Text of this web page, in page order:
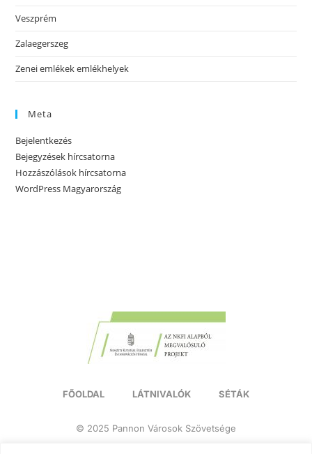
Veszprém
Zalaegerszeg
Zenei emlékek emlékhelyek
Meta
Bejelentkezés
Bejegyzések hírcsatorna
Hozzászólások hírcsatorna
WordPress Magyarország
FŐOLDAL LÁTNIVALÓK SÉTÁK
© 2025 Pannon Városok Szövetsége